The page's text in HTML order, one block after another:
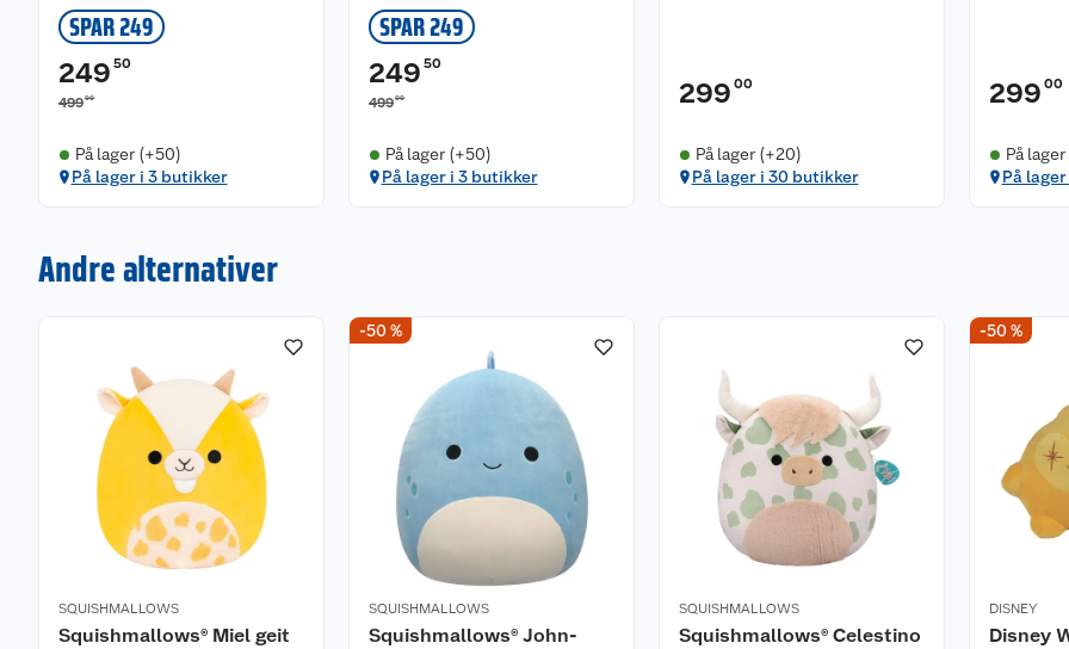
SPAR 249
249 50
49900
På lager (+50)
På lager i 3 butikker
SPAR 249
249 50
49900
På lager (+50)
På lager i 3 butikker
299 00
På lager (+20)
På lager i 30 butikker
299 00
På lager
På
Andre alternativer
SQUISHMALLOWS
Squishmallows® Miel geit
-50 %
SQUISHMALLOWS
Squishmallows® John-
SQUISHMALLOWS
Squishmallows® Celestino
-50 %
DISNEY
Disney